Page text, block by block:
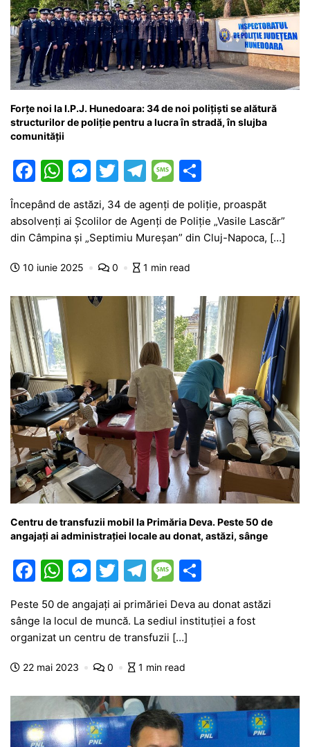
Forțe noi la I.P.J. Hunedoara: 34 de noi polițiști se alătură
structurilor de poliție pentru a lucra în stradă, în slujba
comunității
F
a
c
e
b
o
k
W
at
s
A
p
M
e
s
s
e
g
T
itt
er
T
e
gr
a
M
s
s
a
e
ar
ta
je
ă
Începând de astăzi, 34 de agenți de poliție, proaspăt
absolvenți ai Școlilor de Agenți de Poliție „Vasile Lascăr”
din Câmpina și „Septimiu Mureșan” din Cluj-Napoca, […]
10 iunie 2025 0 1 min read
Centru de transfuzii mobil la Primăria Deva. Peste 50 de
angajați ai administrației locale au donat, astăzi, sânge
F
c
e
b
o
k
W
at
s
A
p
M
e
s
s
e
g
er
T
w
itt
er
T
el
e
gr
a
M
s
s
a
e
ta
ă
Peste 50 de angajați ai primăriei Deva au donat astăzi
sânge la locul de muncă. La sediul instituției a fost
organizat un centru de transfuzii […]
22 mai 2023 0 1 min read